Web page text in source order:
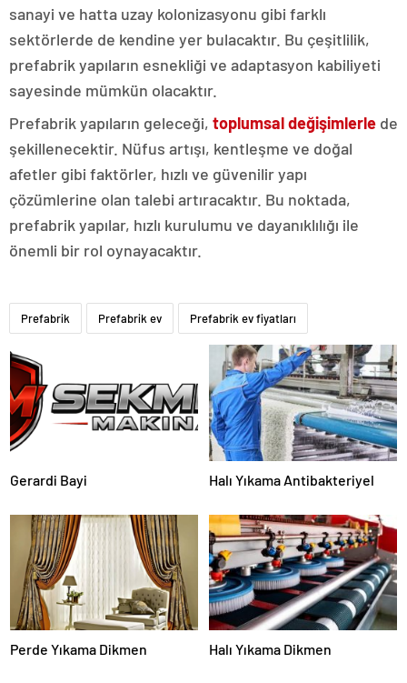
sanayi ve hatta uzay kolonizasyonu gibi farklı
sektörlerde de kendine yer bulacaktır. Bu çeşitlilik,
prefabrik yapıların esnekliği ve adaptasyon kabiliyeti
sayesinde mümkün olacaktır.
Prefabrik yapıların geleceği, toplumsal değişimlerle de
şekillenecektir. Nüfus artışı, kentleşme ve doğal
afetler gibi faktörler, hızlı ve güvenilir yapı
çözümlerine olan talebi artıracaktır. Bu noktada,
prefabrik yapılar, hızlı kurulumu ve dayanıklılığı ile
önemli bir rol oynayacaktır.
Prefabrik Prefabrik ev Prefabrik ev fiyatları
Gerardi Bayi Halı Yıkama Antibakteriyel
Perde Yıkama Dikmen Halı Yıkama Dikmen